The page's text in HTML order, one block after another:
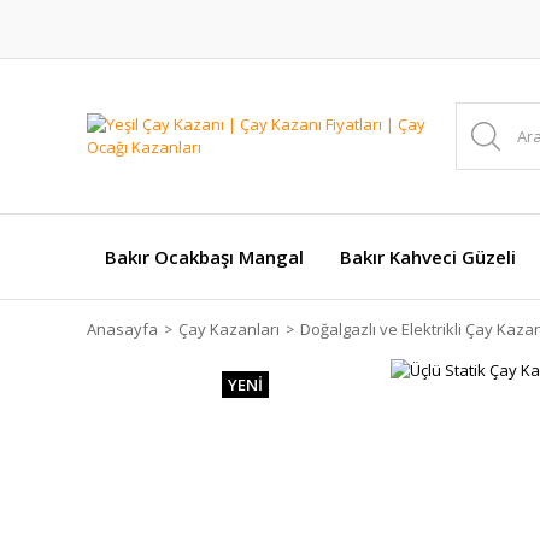
Bakır Ocakbaşı Mangal Bakır Kahveci Güzeli
Anasayfa Çay Kazanları Doğalgazlı ve Elektrikli Çay
YENİ